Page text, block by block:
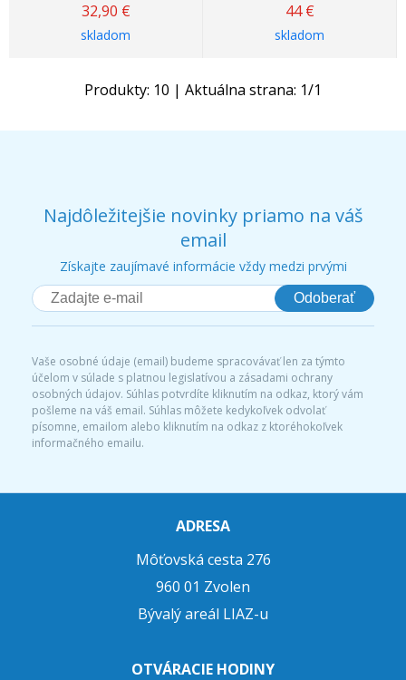
32,90 €
skladom
44 €
skladom
Produkty: 10 | Aktuálna strana: 1/1
Najdôležitejšie novinky priamo na váš
email
Získajte zaujímavé informácie vždy medzi prvými
Odoberať
Vaše osobné údaje (email) budeme spracovávať len za týmto
účelom v súlade s platnou legislatívou a zásadami ochrany
osobných údajov. Súhlas potvrdíte kliknutím na odkaz, ktorý vám
pošleme na váš email. Súhlas môžete kedykoľvek odvolať
písomne, emailom alebo kliknutím na odkaz z ktoréhokoľvek
informačného emailu.
ADRESA
Môťovská cesta 276
960 01 Zvolen
Bývalý areál LIAZ-u
OTVÁRACIE HODINY